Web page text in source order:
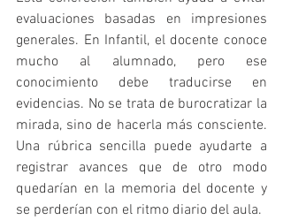
evaluaciones basadas en impresiones
generales. En Infantil, el docente conoce
mucho al alumnado, pero ese
conocimiento debe traducirse en
evidencias. No se trata de burocratizar la
mirada, sino de hacerla más consciente.
Una rúbrica sencilla puede ayudarte a
registrar avances que de otro modo
quedarían en la memoria del docente y
se perderían con el ritmo diario del aula.